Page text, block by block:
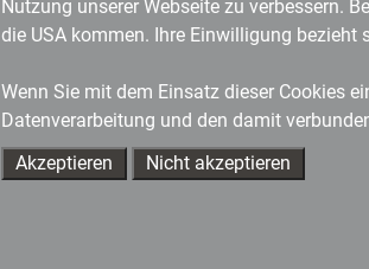
Nutzung unserer Webseite zu verbessern.
die USA kommen. Ihre Einwilligung
Wenn Sie mit dem Einsatz dieser Cookies
Datenverarbeitung und den damit
Akzeptieren
Nicht akzeptieren